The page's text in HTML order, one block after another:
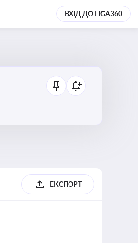
ВХІД ДО LIGA360
ЕКСПОРТ